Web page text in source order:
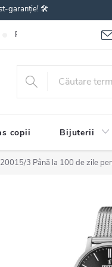
garanție! 🛠️
Reclamațiile bunurilor
copii Bijuterii
20015/3 Până la 100 de zile